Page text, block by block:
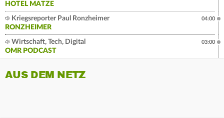
HOTEL MATZE
Kriegsreporter Paul Ronzheimer
RONZHEIMER
04:00
Wirtschaft, Tech, Digital
OMR PODCAST
03:00
AUS DEM NETZ